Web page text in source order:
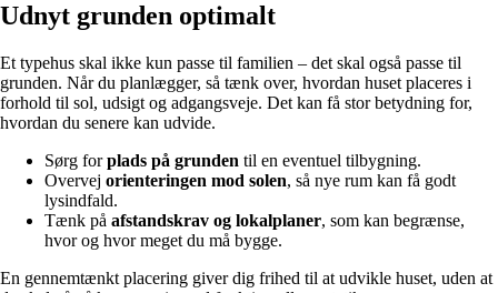
Udnyt grunden optimalt
Et typehus skal ikke kun passe til familien – det skal også passe til
grunden. Når du planlægger, så tænk over, hvordan huset placeres i
forhold til sol, udsigt og adgangsveje. Det kan få stor betydning for,
hvordan du senere kan udvide.
Sørg forplads på grunden til en eventuel tilbygning.
Overvej orienteringen mod solen, så nye rum kan få godt
lysindfald.
Tænk på afstandskrav og lokalplaner, som kan begrænse,
hvor og hvor meget du må bygge.
En gennemtænkt placering giver dig frihed til at udvikle huset, uden at